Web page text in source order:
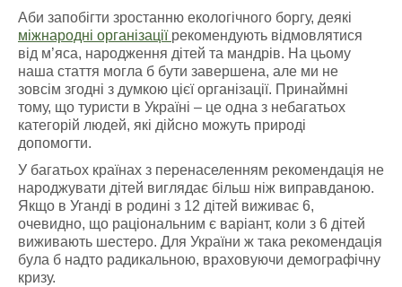
Аби запобігти зростанню екологічного боргу, деякі
міжнародні організації рекомендують відмовлятися
від м’яса, народження дітей та мандрів. На цьому
наша стаття могла б бути завершена, але ми не
зовсім згодні з думкою цієї організації. Принаймні
тому, що туристи в Україні – це одна з небагатьох
категорій людей, які дійсно можуть природі
допомогти.
У багатьох країнах з перенаселенням рекомендація не
народжувати дітей виглядає більш ніж виправданою.
Якщо в Уганді в родині з 12 дітей виживає 6,
очевидно, що раціональним є варіант, коли з 6 дітей
виживають шестеро. Для України ж така рекомендація
була б надто радикальною, враховуючи демографічну
кризу.